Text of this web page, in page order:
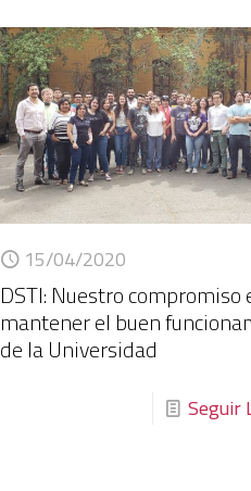
15/04/2020
DSTI: Nuestro compromiso
mantener el buen
de la Universidad
Seguir